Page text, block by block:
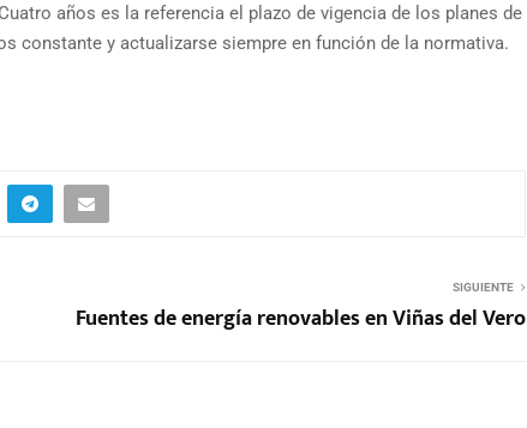
años es la referencia el plazo de vigencia de los planes de
constante y actualizarse siempre en función de la normativa.
SIGUIENTE
Fuentes de energía renovables en Viñas del Vero